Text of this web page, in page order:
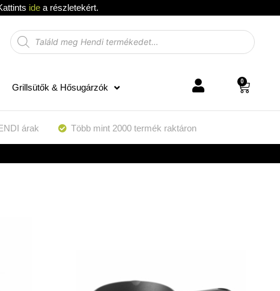
idea részletekért.
Grillsütők & Hősugárzók
0
árak Több mint 2000 termék raktáron